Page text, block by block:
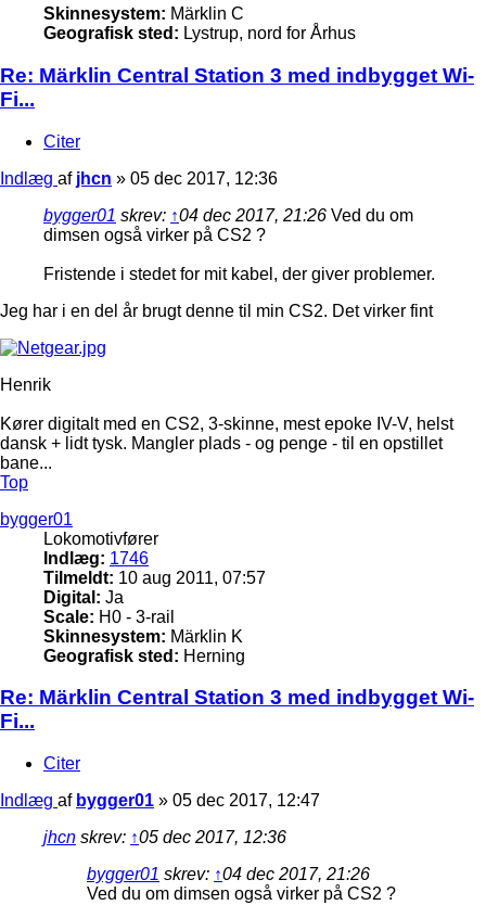
Skinnesystem: Märklin C
Geografisk sted: Lystrup, nord for Århus
Re: Märklin Central Station 3 med indbygget Wi-
Fi...
Citer
Indlæg af jhcn » 05 dec 2017, 12:36
bygger01 skrev: ↑04 dec 2017, 21:26 Ved du om
dimsen også virker på CS2 ?
Fristende i stedet for mit kabel, der giver problemer.
Jeg har i en del år brugt denne til min CS2. Det virker fint
Henrik
Kører digitalt med en CS2, 3-skinne, mest epoke IV-V, helst
dansk + lidt tysk. Mangler plads - og penge - til en opstillet
bane...
Top
bygger01
Lokomotivfører
Indlæg: 1746
Tilmeldt: 10 aug 2011, 07:57
Digital: Ja
Scale: H0 - 3-rail
Skinnesystem: Märklin K
Geografisk sted: Herning
Re: Märklin Central Station 3 med indbygget Wi-
Fi...
Citer
Indlæg af bygger01 » 05 dec 2017, 12:47
jhcn skrev: ↑05 dec 2017, 12:36
bygger01 skrev: ↑04 dec 2017, 21:26
Ved du om dimsen også virker på CS2 ?